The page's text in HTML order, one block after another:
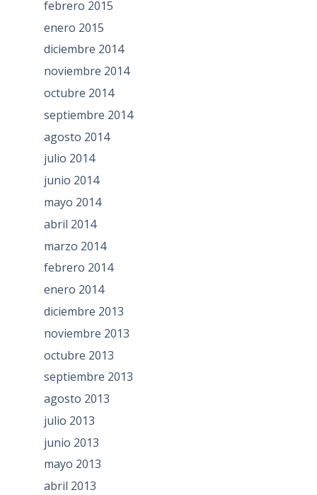
febrero 2015
enero 2015
diciembre 2014
noviembre 2014
octubre 2014
septiembre 2014
agosto 2014
julio 2014
junio 2014
mayo 2014
abril 2014
marzo 2014
febrero 2014
enero 2014
diciembre 2013
noviembre 2013
octubre 2013
septiembre 2013
agosto 2013
julio 2013
junio 2013
mayo 2013
abril 2013